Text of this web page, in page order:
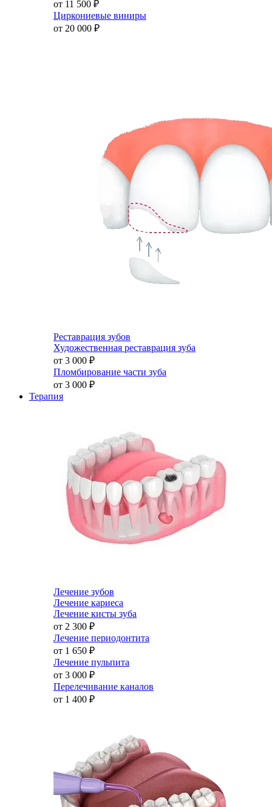
от 11 500 ₽
Циркониевые виниры
от 20 000 ₽
Реставрация зубов
Художественная реставрация зуба
от 3 000 ₽
Пломбирование части зуба
от 3 000 ₽
Терапия
Лечение зубов
Лечение кариеса
Лечение кисты зуба
от 2 300 ₽
Лечение периодонтита
от 1 650 ₽
Лечение пульпита
от 3 000 ₽
Перелечивание каналов
от 1 400 ₽